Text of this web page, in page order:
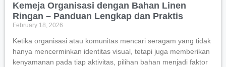
Kemeja Organisasi dengan Bahan Linen
Ringan – Panduan Lengkap dan Praktis
February 18, 2026
Ketika organisasi atau komunitas mencari seragam yang tidak
hanya mencerminkan identitas visual, tetapi juga memberikan
kenyamanan pada tiap aktivitas, pilihan bahan menjadi faktor